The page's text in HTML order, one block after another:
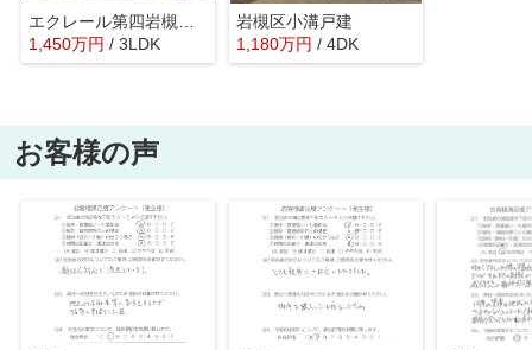
1,450万円 / 3LDK
岩槻区小溝戸建
1,180万円 / 4DK
お客様の声